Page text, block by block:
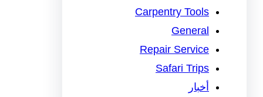
Carpentry Tools
General
Repair Service
Safari Trips
أخبار